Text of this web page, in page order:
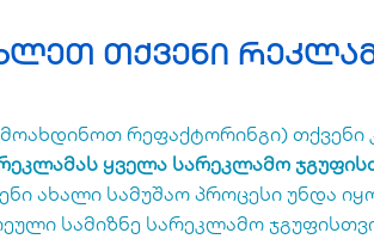
თქვენი
რეფაქტორინგი) თქვენი
ყველა სარეკლამო
ახალი სამუშაო პროცესი უნდა
სამიზნე სარეკლამო